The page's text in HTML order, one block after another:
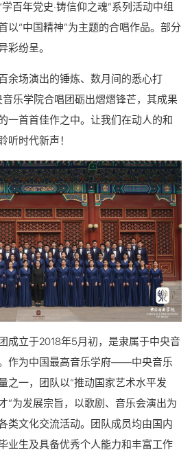
百年党史·铸信仰之魂”系列活动中组
以“中国精神”为主题的合唱作品。部分
彩纷呈。
场演出的锤炼、数月间的悉心打
乐学院合唱团砺出熠熠锋芒，其成果
一首首佳作之中。让我们在动人的和
听时代新声！
立于2018年5月初，是隶属于中央音
作为中国最高音乐学府——中央音乐
之一，团队以“推动国家艺术水平发
”为发展宗旨，以歌剧、音乐会演出为
类文化交流活动。团队成员均由国内
业生及具备优秀个人能力和丰富工作